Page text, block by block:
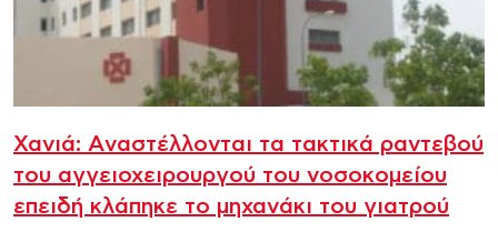
Χανιά: Aναστέλλονται τα τακτικά ραντεβού
του αγγειοχειρουργού του νοσοκομείου
επειδή κλάπηκε το μηχανάκι του γιατρού